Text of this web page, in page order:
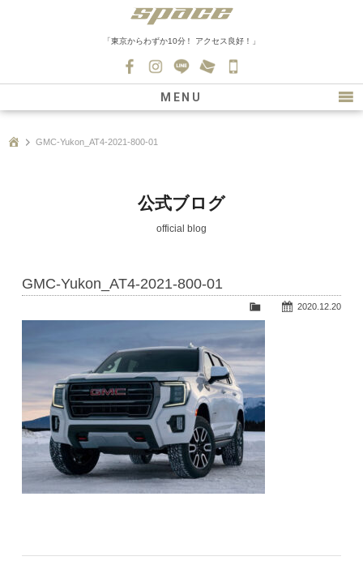
「東京からわずか10分！ アクセス良好！」
0139
MENU
新車情報
在庫車情報
ファクトリー
会社紹介
スタッフ募集
GMC-Yukon_AT4-2021-800-01
公式ブログ
official blog
GMC-Yukon_AT4-2021-800-01
2020.12.20